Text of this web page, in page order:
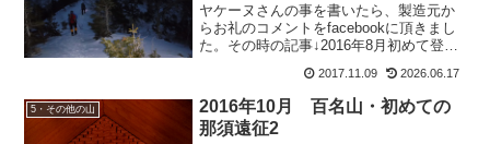
ヤケーヌさんの事を書いたら、製造元か
らお礼のコメントをfacebookに頂きまし
た。その時の記事↓2016年8月初めて登る
を見つけて下さって。こちらこそ、わざ
わざ有り難うございます。今の季節も涼
しいから...
2017.11.09 2026.06.17
5・その他の山
2016年10月 百名山・初めての
那須遠征2